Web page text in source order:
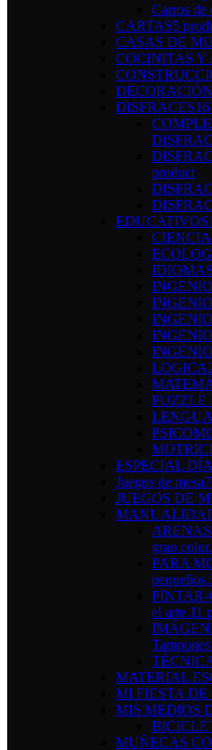
Carros de
CARTAS5
CASAS DE
COCINITAS Y
DECORACIÓN
DISFRACES
product
EDUCATIVOS
CIENCIA
IDIOMAS
INGENIO
INGENIO
INGENIO
INGENIO
INGENIO
LOGICA
PUZZLE
ESPECIAL
Juegos de mesa
JUEGOS DE
ARENAS
gran color.
PARA
pequeños.
PINTAR-
el arte.11
MATERIAL
MI FIESTA
MIS MEDIOS
MUÑECAS